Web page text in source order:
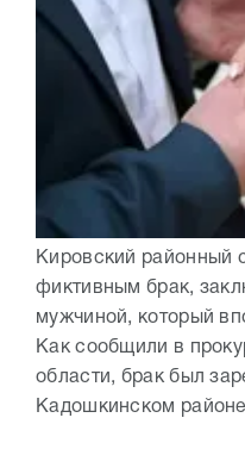
Кировский районный
фиктивным брак,
мужчиной, который
Как сообщили в
области, брак был
Кадошкинском